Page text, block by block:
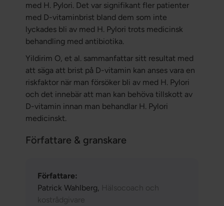
med H. Pylori. Det var signifikant fler patienter
med D-vitaminbrist bland dem som inte
lyckades bli av med H. Pylori trots medicinsk
behandling med antibiotika.
Yildirim O, et al. sammanfattar sitt resultat med
att säga att brist på D-vitamin kan anses vara en
riskfaktor när man försöker bli av med H. Pylori
och det innebär att man kan behöva tillskott av
D-vitamin innan man behandlar H. Pylori
medicinskt.
Författare & granskare
Författare:
Patrick Wahlberg,
Hälsocoach och
kostrådgivare